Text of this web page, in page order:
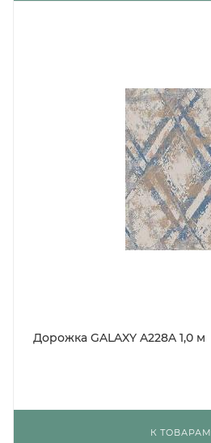
Дорожка GALAXY A228A 1,0 м
К ТОВАРАМ